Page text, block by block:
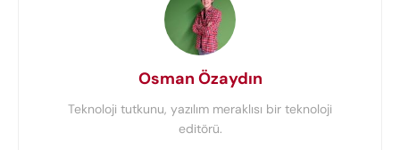
Osman Özaydın
Teknoloji tutkunu, yazılım meraklısı bir teknoloji
editörü.